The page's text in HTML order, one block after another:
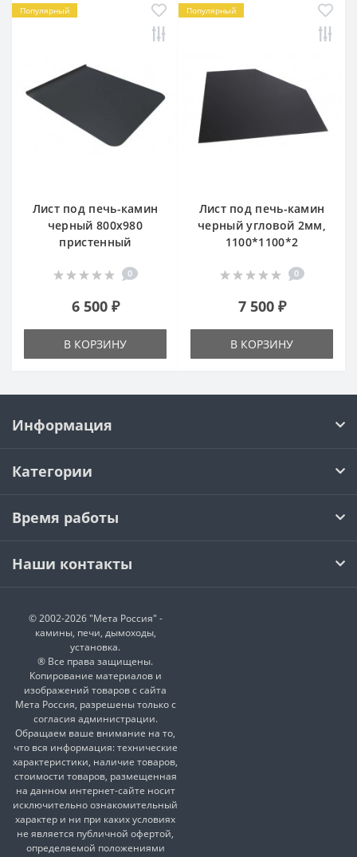
Популярный
Лист под печь-камин
черный 800х980
пристенный
0
6 500 ₽
В КОРЗИНУ
Популярный
Лист под печь-камин
черный угловой 2мм,
1100*1100*2
0
7 500 ₽
В КОРЗИНУ
Информация
Категории
Время работы
Наши контакты
© 2002-2026 "Мета Россия" -
камины, печи, дымоходы,
установка.
® Все права защищены.
Копирование материалов и
изображений товаров с сайта
Мета Россия, разрешены только с
согласия администрации.
Обращаем ваше внимание на то,
что вся информация: технические
характеристики, наличие товаров,
стоимости товаров, размещенная
на данном интернет-сайте носит
исключительно ознакомительный
характер и ни при каких условиях
не является публичной офертой,
определяемой положениями